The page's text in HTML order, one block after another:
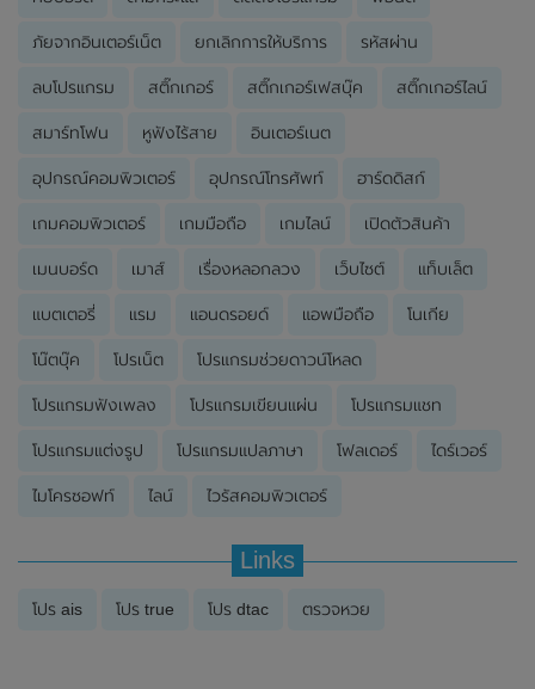
ภัยจากอินเตอร์เน็ต ยกเลิกการให้บริการ รหัสผ่าน
ลบโปรแกรม สติ๊กเกอร์ สติ๊กเกอร์เฟสบุ๊ค สติ๊กเกอร์ไลน์
สมาร์ทโฟน หูฟังไร้สาย อินเตอร์เนต
อุปกรณ์คอมพิวเตอร์ อุปกรณ์โทรศัพท์ ฮาร์ดดิสก์
เกมคอมพิวเตอร์ เกมมือถือ เกมไลน์ เปิดตัวสินค้า
เมนบอร์ด เมาส์ เรื่องหลอกลวง เว็บไซต์ แท็บเล็ต
แบตเตอรี่ แรม แอนดรอยด์ แอพมือถือ โนเกีย
โน๊ตบุ๊ค โปรเน็ต โปรแกรมช่วยดาวน์โหลด
โปรแกรมฟังเพลง โปรแกรมเขียนแผ่น โปรแกรมแชท
โปรแกรมแต่งรูป โปรแกรมแปลภาษา โฟลเดอร์ ไดร์เวอร์
ไมโครซอฟท์ ไลน์ ไวรัสคอมพิวเตอร์
Links
โปร ais โปร true โปร dtac ตรวจหวย